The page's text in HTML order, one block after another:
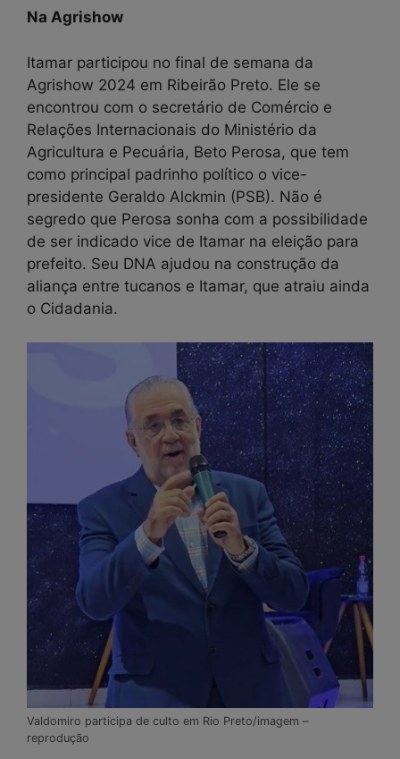
Na Agrishow
Itamar participou no final de semana da
Agrishow 2024 em Ribeirão Preto. Ele se
encontrou com o secretário de Comércio e
Relações Internacionais do Ministério da
Agricultura e Pecuária, Beto Perosa, que tem
como principal padrinho político o vice-
presidente Geraldo Alckmin (PSB). Não é
segredo que Perosa sonha com a possibilidade
de ser indicado vice de Itamar na eleição para
prefeito. Seu DNA ajudou na construção da
aliança entre tucanos e Itamar, que atraiu ainda
o Cidadania.
Valdomiro participa de culto em Rio Preto/imagem –
reprodução